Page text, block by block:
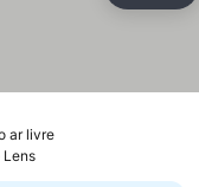
ar livre
Lens